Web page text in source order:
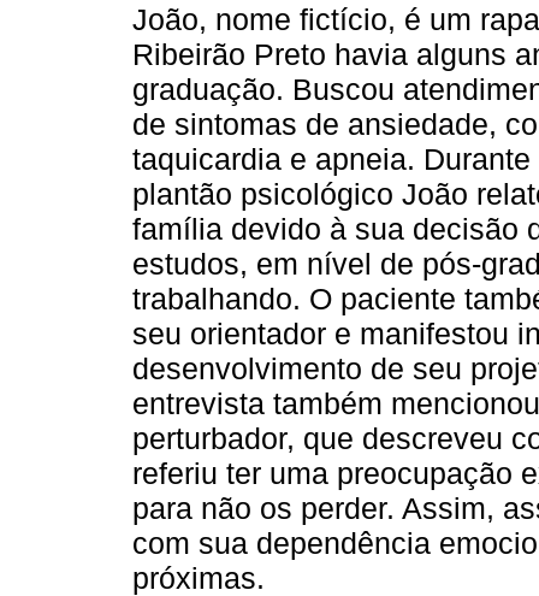
João, nome fictício, é um
Ribeirão Preto havia alguns
graduação. Buscou
de sintomas de ansiedade,
taquicardia e apneia.
plantão psicológico João
família devido à sua decisão
estudos, em nível de pós-
trabalhando. O paciente
seu orientador e manifestou
desenvolvimento de seu
entrevista também
perturbador, que descreveu
referiu ter uma preocupação
para não os perder. Assim,
com sua dependência
próximas.